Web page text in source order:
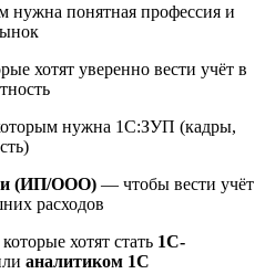
нужна понятная профессия и
хотят уверенно вести учёт в
нужна 1С:ЗУП (кадры,
(ИП/ООО) — чтобы вести учёт
расходов
которые хотят стать 1С-
аналитиком 1С